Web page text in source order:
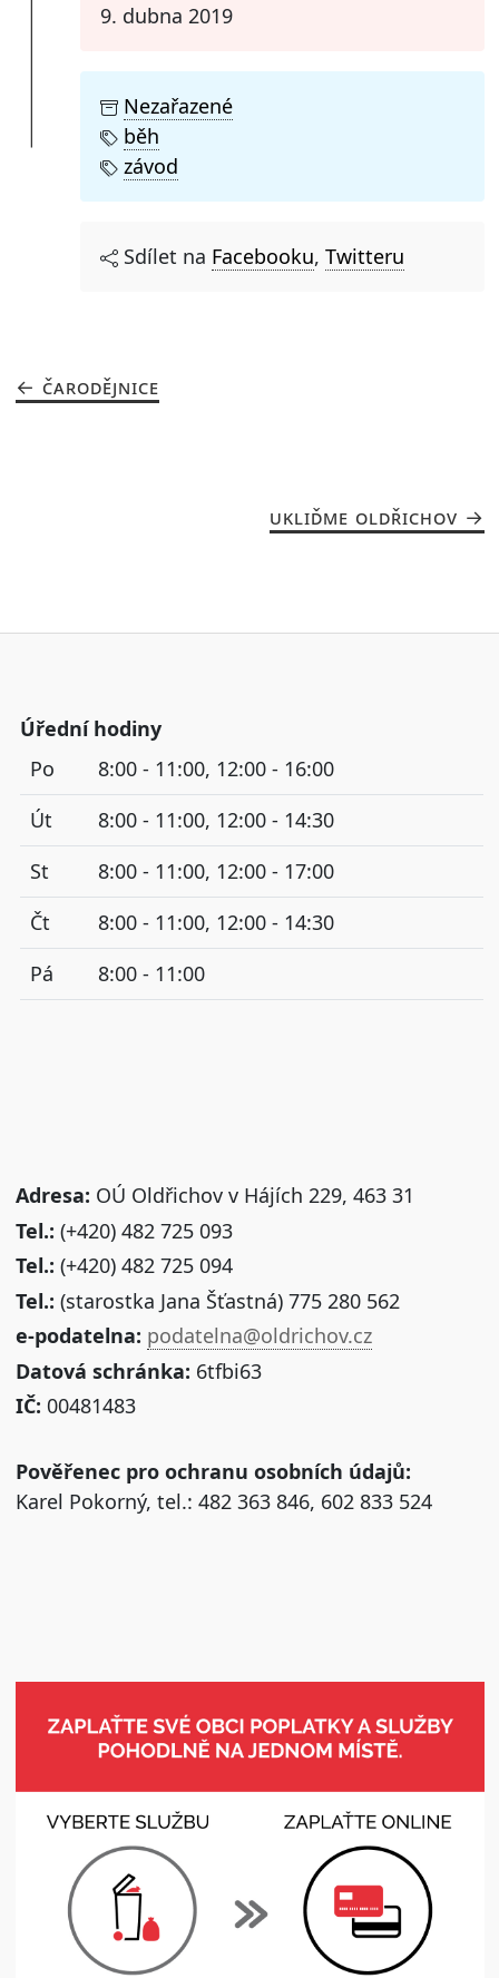
9. dubna 2019
Nezařazené
běh
závod
Sdílet na Facebooku, Twitteru
ČARODĚJNICE
UKLIĎME OLDŘICHOV
Úřední hodiny
Po
8:00 - 11:00, 12:00 - 16:00
Út
8:00 - 11:00, 12:00 - 14:30
St
8:00 - 11:00, 12:00 - 17:00
Čt
8:00 - 11:00, 12:00 - 14:30
Pá
8:00 - 11:00
Adresa: OÚ Oldřichov v Hájích 229, 463 31
Tel.: (+420) 482 725 093
Tel.: (+420) 482 725 094
Tel.: (starostka Jana Šťastná) 775 280 562
e-podatelna: podatelna@oldrichov.cz
Datová schránka: 6tfbi63
IČ: 00481483
Pověřenec pro ochranu osobních údajů:
Karel Pokorný, tel.: 482 363 846, 602 833 524